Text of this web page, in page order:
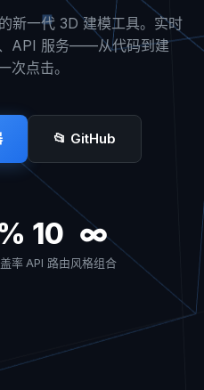
新一代 3D 建模工具。实时
API 服务——从代码到建
次点击。
📂 GitHub
率
10
API 路由
∞
风格组合